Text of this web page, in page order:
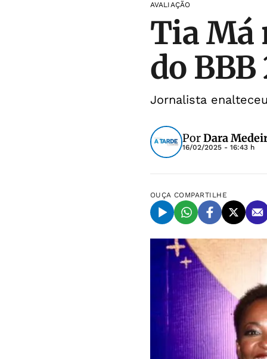
AVALIAÇÃO
Tia Má
do BBB
Jornalista
PorDara
16/02/2025 - 16:43 h
OUÇA COMPARTILHE